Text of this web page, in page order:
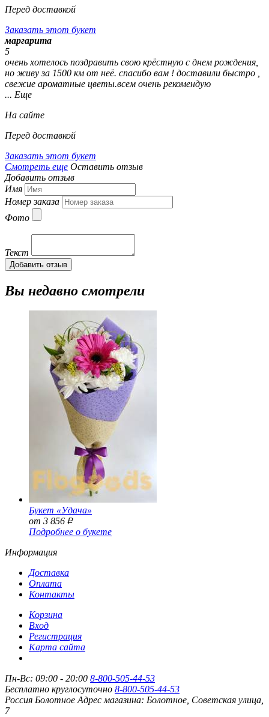
Перед доставкой
Заказать этот букет
маргарита
5
очень хотелось поздравить свою крёстную с днем рождения,
но живу за 1500 км от неё. спасибо вам ! доставили быстро ,
свежие ароматные цветы.всем очень рекомендую
... Еще
На сайте
Перед доставкой
Заказать этот букет
Смотреть еще Оставить отзыв
Добавить отзыв
Имя
Номер заказа
Фото
Текст
Добавить отзыв
Вы недавно смотрели
Букет «Удача»
от 3 856 Р
Подробнее о букете
Информация
Доставка
Оплата
Контакты
Корзина
Вход
Регистрация
Карта сайта
Пн-Вс: 09:00 - 20:00 8-800-505-44-53
Бесплатно круглосуточно 8-800-505-44-53
Россия Болотное Адрес магазина: Болотное, Советская улица,
7